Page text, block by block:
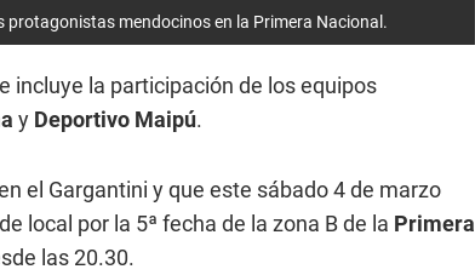
protagonistas mendocinos en la Primera Nacional.
incluye la participación de los equipos
y Deportivo Maipú.
el Gargantini y que este sábado 4 de marzo
local por la 5ª fecha de la zona B de la Primera
las 20.30.